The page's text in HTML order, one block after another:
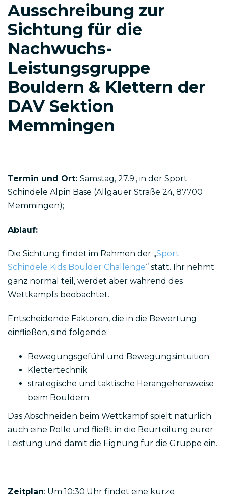
Ausschreibung zur
Sichtung für die
Nachwuchs-
Leistungsgruppe
Bouldern & Klettern der
DAV Sektion
Memmingen
Termin und Ort: Samstag, 27.9., in der Sport
Schindele Alpin Base (Allgäuer Straße 24, 87700
Memmingen);
Ablauf:
Die Sichtung findet im Rahmen der „Sport
Schindele Kids Boulder Challenge“ statt. Ihr nehmt
ganz normal teil, werdet aber während des
Wettkampfs beobachtet.
Entscheidende Faktoren, die in die Bewertung
einfließen, sind folgende:
Bewegungsgefühl und Bewegungsintuition
Klettertechnik
strategische und taktische Herangehensweise
beim Bouldern
Das Abschneiden beim Wettkampf spielt natürlich
auch eine Rolle und fließt in die Beurteilung eurer
Leistung und damit die Eignung für die Gruppe ein.
Zeitplan: Um 10:30 Uhr findet eine kurze